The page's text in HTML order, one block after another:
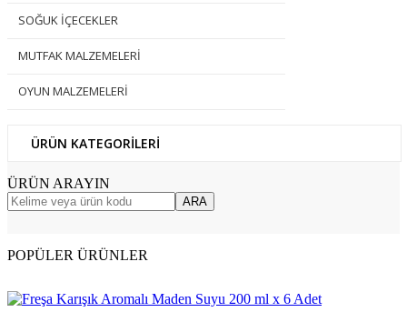
SOĞUK İÇECEKLER
MUTFAK MALZEMELERİ
OYUN MALZEMELERİ
ÜRÜN KATEGORİLERİ
ÜRÜN ARAYIN
ARA
POPÜLER ÜRÜNLER